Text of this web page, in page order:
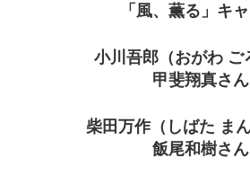
「風、薫る」キ
小川吾郎（おがわ ご
甲斐翔真さん
柴田万作（しばた ま
飯尾和樹さん